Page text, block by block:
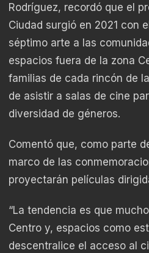
Rodríguez, recordó que el
Ciudad surgió en 2021 con
séptimo arte a las
espacios fuera de la zona
familias de cada rincón de
de asistir a salas de cine
diversidad de géneros.
Comentó que, como parte
marco de las
proyectarán películas
“La tendencia es que
Centro y, espacios como
descentralice el acceso al